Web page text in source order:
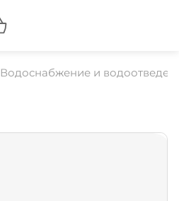
Водоснабжение и